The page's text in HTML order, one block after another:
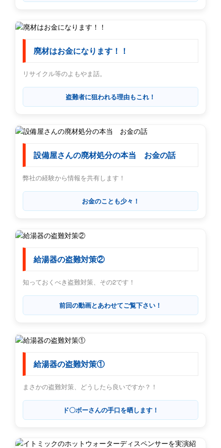
廃材はお金になります！！
リサイクル等のよもやま話。
盗難者に狙われる理由もこれ！
設備屋さんの廃材処分の本当 お金の話
弊社の経験から情報を共有します！
お金のことも少々！
給湯器の盗難対策②
知っておくべき盗難対策、その2です！
前回の動画とあわせてご覧下さい！
給湯器の盗難対策①
まさかの盗難対策、どうしたら良いですか？！
ド〇ボーさんの手口を晒します！